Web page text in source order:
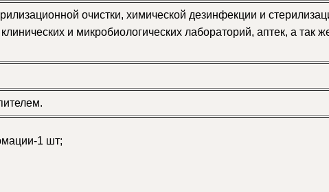
очистки, химической дезинфекции и
и микробиологических лабораторий, аптек, а так
1 шт;